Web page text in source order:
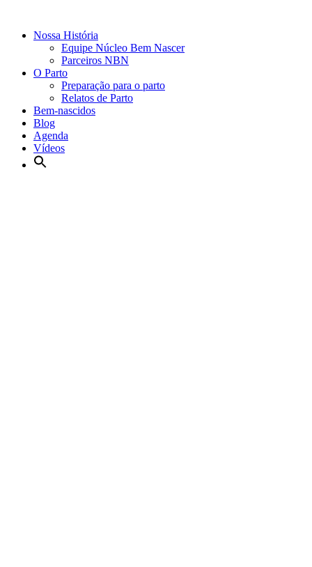
Nossa História
Equipe Núcleo Bem Nascer
Parceiros NBN
O Parto
Preparação para o parto
Relatos de Parto
Bem-nascidos
Blog
Agenda
Vídeos